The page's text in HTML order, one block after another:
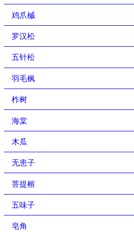
鸡爪槭
罗汉松
五针松
羽毛枫
柞树
海棠
木瓜
无患子
菩提榕
五味子
皂角